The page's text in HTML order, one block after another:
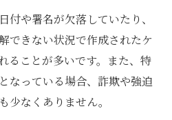
付や署名が欠落していたり、
できない状況で作成されたケ
ることが多いです。また、特
なっている場合、詐欺や強迫
少なくありません。